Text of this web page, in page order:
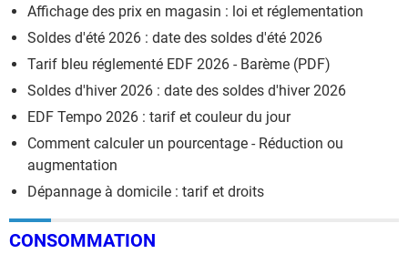
Affichage des prix en magasin : loi et réglementation
Soldes d'été 2026 : date des soldes d'été 2026
Tarif bleu réglementé EDF 2026 - Barème (PDF)
Soldes d'hiver 2026 : date des soldes d'hiver 2026
EDF Tempo 2026 : tarif et couleur du jour
Comment calculer un pourcentage - Réduction ou
augmentation
Dépannage à domicile : tarif et droits
CONSOMMATION